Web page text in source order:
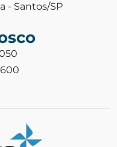
- Santos/SP